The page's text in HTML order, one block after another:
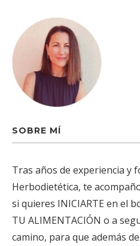
SOBRE MÍ
Tras años de experiencia y
Herbodietética, te
si quieres INICIARTE en el
TU ALIMENTACIÓN o a
camino, para que además